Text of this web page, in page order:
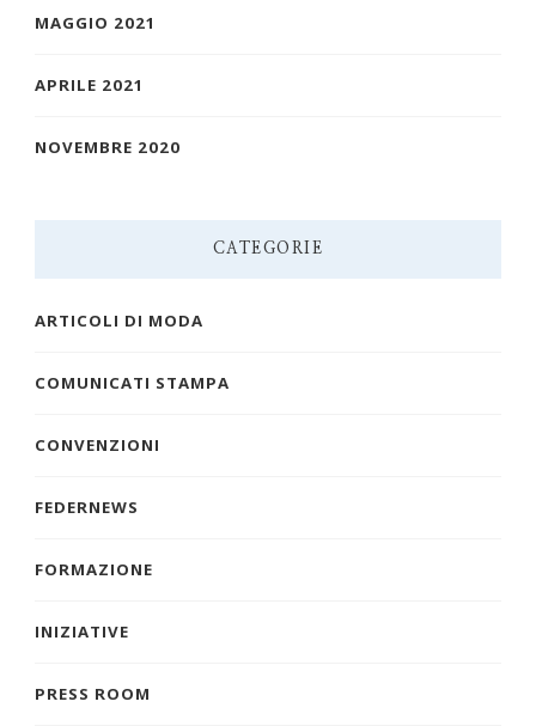
MAGGIO 2021
APRILE 2021
NOVEMBRE 2020
CATEGORIE
ARTICOLI DI MODA
COMUNICATI STAMPA
CONVENZIONI
FEDERNEWS
FORMAZIONE
INIZIATIVE
PRESS ROOM